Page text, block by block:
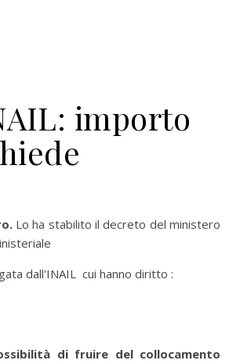
importo
Lo ha stabilito il decreto del ministero
dall'INAIL cui hanno diritto :
di fruire del collocamento